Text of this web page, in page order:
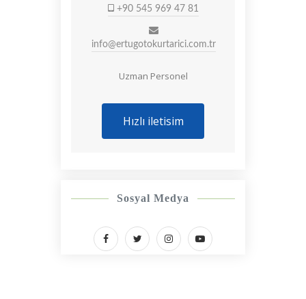
+90 545 969 47 81
info@ertugotokurtarici.com.tr
Uzman Personel
Hızlı iletisim
Sosyal Medya